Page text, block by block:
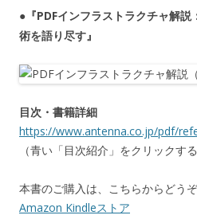
●『PDFインフラストラクチャ解
術を語り尽す』
目次・書籍詳細
https://www.antenna.co.jp/pdf/
（青い「目次紹介」をクリックす
本書のご購入は、こちらからどうぞ
Amazon Kindleストア